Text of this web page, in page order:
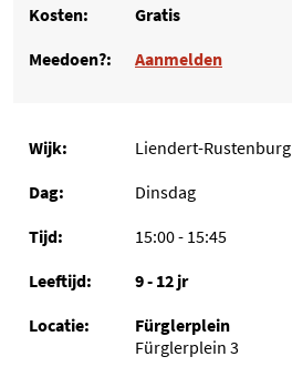
Gratis
Aanmelden
Liendert-Rustenburg
Dinsdag
15:00 - 15:45
9 - 12 jr
Fürglerplein
Fürglerplein 3